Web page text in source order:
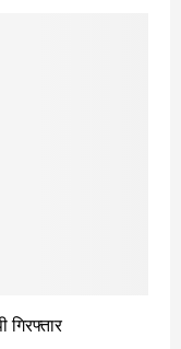
गिरफ्तार